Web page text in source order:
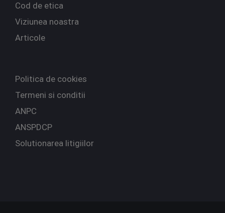
Cod de etica
Viziunea noastra
Articole
Politica de cookies
Termeni si conditii
ANPC
ANSPDCP
Solutionarea litigiilor